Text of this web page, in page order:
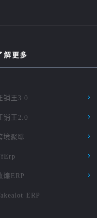
解更多
销王3.0
销王2.0
境聚聊
煌ERP
ERP